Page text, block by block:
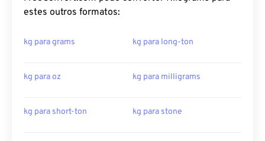
estes outros formatos:
kg para grams kg para long-ton
kg para oz kg para milligrams
kg para short-ton kg para stone